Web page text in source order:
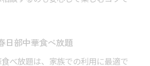
日部中華食べ放題
べ放題は、家族での利用に最適で